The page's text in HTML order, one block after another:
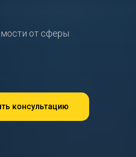
от сферы
консультацию